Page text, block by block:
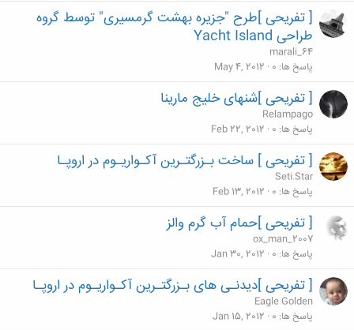
[ تفریحی ]طرح "جزیره بهشت گرمسیری" توسط گروه
طراحی Yacht Island
marali_64
پاسخ ها 0
May 4, 2012
[ تفریحی ]شنهای خلیج مارینا
Relampago
پاسخ ها 0
Feb 22, 2012
[ تفریحی ] ساخت بـزرگتـرین آکـواریـوم در اروپـا
Seti.Star
پاسخ ها 0
Feb 13, 2012
[ تفریحی ]حمام آب گرم والز
ox_man_2007
پاسخ ها 0
Jan 30, 2012
[ تفریحی ]دیدنـی های بـزرگتـرین آکـواریـوم در اروپـا
Eagle Golden
پاسخ ها 0
Jan 15, 2012